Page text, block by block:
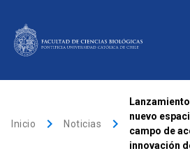
Biblioteca launch Donaciones launch
Inicio keyboard_arrow_right Noticias keyboard_arrow_right
nuevo
campo de
innovación